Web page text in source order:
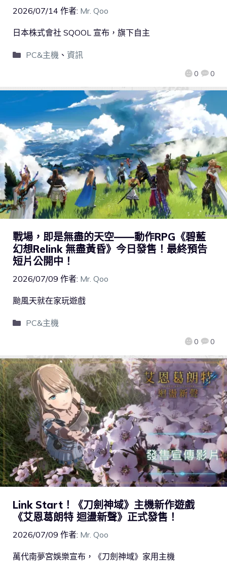
2026/07/14 作者: Mr. Qoo
0 0
日本株式會社 SQOOL 宣布，旗下自主
PC&主機 、 資訊
戰場，即是無盡的天空——動作RPG《碧藍
幻想Relink 無盡黃昏》今日發售！最終預告
短片公開中！
2026/07/09 作者: Mr. Qoo
0 0
颱風天就在家玩遊戲
PC&主機
Link Start！《刀劍神域》主機新作遊戲
《艾恩葛朗特 迴盪新聲》正式發售！
2026/07/09 作者: Mr. Qoo
萬代南夢宮娛樂宣布，《刀劍神域》家用主機